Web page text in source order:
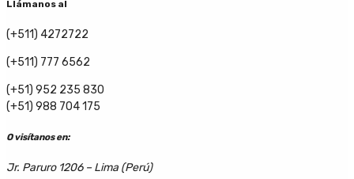
Llámanos al
(+511) 4272722
(+511) 777 6562
(+51) 952 235 830
(+51) 988 704 175
O visítanos en:
Jr. Paruro 1206 – Lima (Perú)